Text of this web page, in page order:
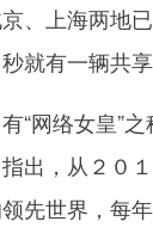
、上海两地
就有一辆共
网络女皇”之
出，从２０
先世界，每